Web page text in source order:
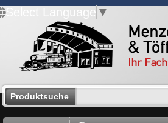
Select Language ▼
Produktsuche